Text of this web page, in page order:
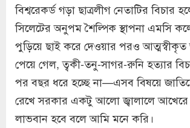
বিশ্বরেকর্ড গড়া ছাত্রলীগ নেতাটির বিচার
সিলেটের অনুপম শৈল্পিক স্থাপনা এমসি
পুড়িয়ে ছাই করে দেওয়ার পরও আত্মস্বীকৃত
পেয়ে গেল, ত্বকী-তনু-সাগর-রুনি হত্যার
পর বছর ধরে হচ্ছে না—এসব বিষয়ে
রেখে সরকার একটু আলো জ্বালালে
লাভবান হবে বলে আমি মনে করি।